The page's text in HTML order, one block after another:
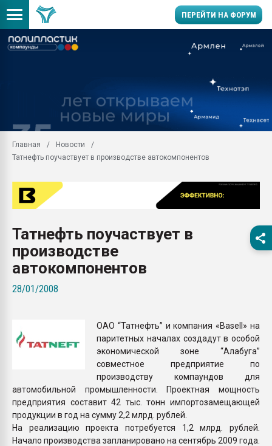
ПЕРЕЙТИ НА ФОРУМ
29.07.2026 ФРП помог
заводу пластмасс"
28.07.2026
пластмасс
28.07.2026
ПЕРЕЙТИ НА
Главная
Новости
Татнефть поучаствует в производстве автокомпонентов
Татнефть поучаствует в
производстве
автокомпонентов
28/01/2008
ОАО “Татнефть” и компания «Basell» на
паритетных началах создадут в особой
экономической зоне “Алабуга”
совместное предприятие по
производству компаундов для
автомобильной промышленности. Проектная мощность
предприятия составит 42 тыс. тонн импортозамещающей
продукции в год на сумму 2,2 млрд. рублей.
На реализацию проекта потребуется 1,2 млрд. рублей.
Начало производства запланировано на сентябрь 2009 года.